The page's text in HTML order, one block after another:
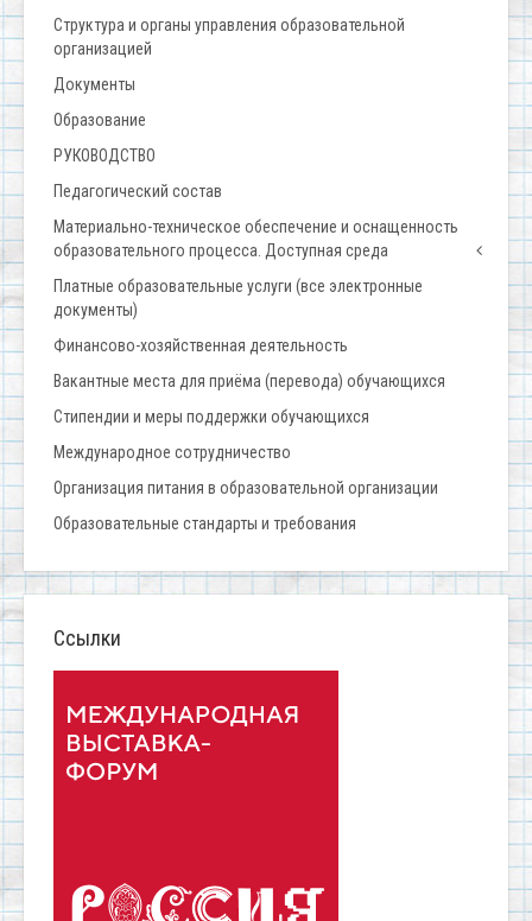
Структура и органы управления образовательной
организацией
Документы
Образование
РУКОВОДСТВО
Педагогический состав
Материально-техническое обеспечение и оснащенность
образовательного процесса. Доступная среда
Платные образовательные услуги (все электронные
документы)
Финансово-хозяйственная деятельность
Вакантные места для приёма (перевода) обучающихся
Стипендии и меры поддержки обучающихся
Международное сотрудничество
Организация питания в образовательной организации
Образовательные стандарты и требования
Ссылки